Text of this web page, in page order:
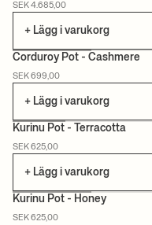
SEK 4.685,00
+ Lägg i varukorg
Corduroy Pot - Cashmere
SEK 699,00
+ Lägg i varukorg
Kurinu Pot - Terracotta
SEK 625,00
+ Lägg i varukorg
Kurinu Pot - Honey
SEK 625,00